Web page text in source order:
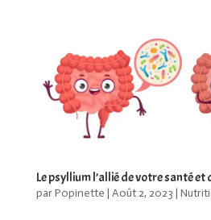
Le psyllium l’allié de votre santé et
parPopinette | Août 2, 2023 |